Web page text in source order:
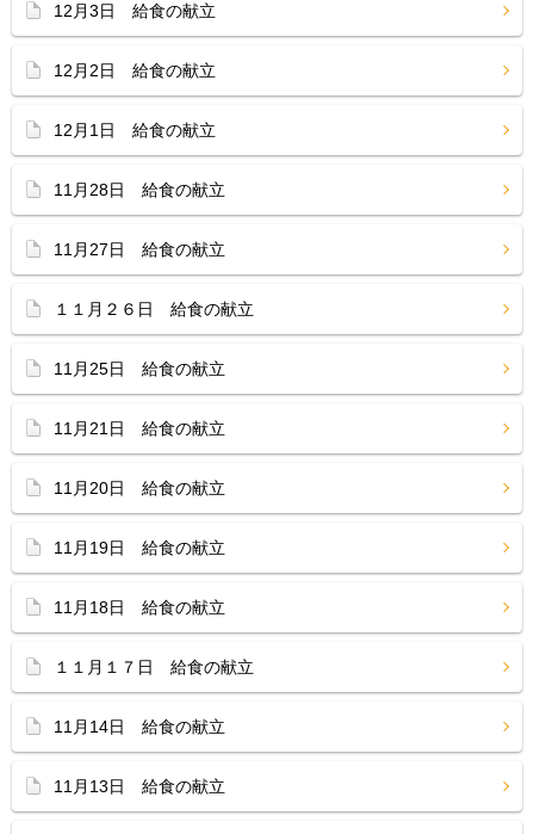
12月3日 給食の献立
12月2日 給食の献立
12月1日 給食の献立
11月28日 給食の献立
11月27日 給食の献立
１１月２６日 給食の献立
11月25日 給食の献立
11月21日 給食の献立
11月20日 給食の献立
11月19日 給食の献立
11月18日 給食の献立
１１月１７日 給食の献立
11月14日 給食の献立
11月13日 給食の献立